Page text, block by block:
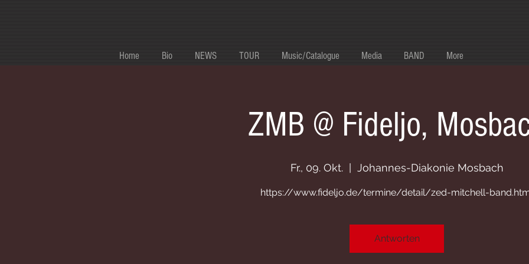
Home Bio NEWS TOUR Music/Catalogue Media BAND More
ZMB @ Fideljo,
Fr., 09. Okt.
  |
Johannes-Diakonie Mosbach
https://www.fideljo.de/termine/detail/zed-mitchell-
Antworten